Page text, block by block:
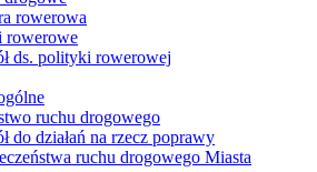
rowerowa
rowerowe
ds. polityki rowerowej
ruchu drogowego
do działań na rzecz poprawy
ruchu drogowego Miasta